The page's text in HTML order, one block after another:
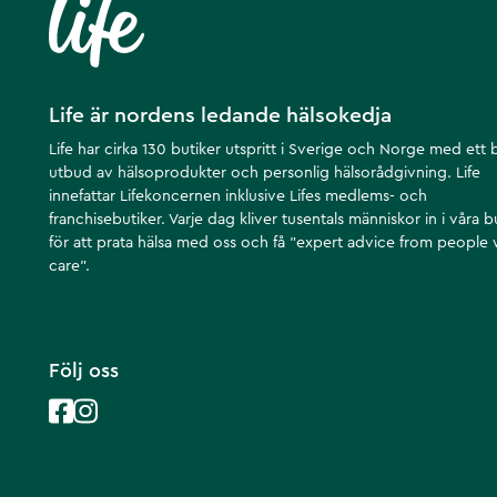
Life är nordens ledande hälsokedja
Life har cirka 130 butiker utspritt i Sverige och Norge med ett
utbud av hälsoprodukter och personlig hälsorådgivning. Life
innefattar Lifekoncernen inklusive Lifes medlems- och
franchisebutiker. Varje dag kliver tusentals människor in i våra
för att prata hälsa med oss och få ”expert advice from people
care”.
Följ oss